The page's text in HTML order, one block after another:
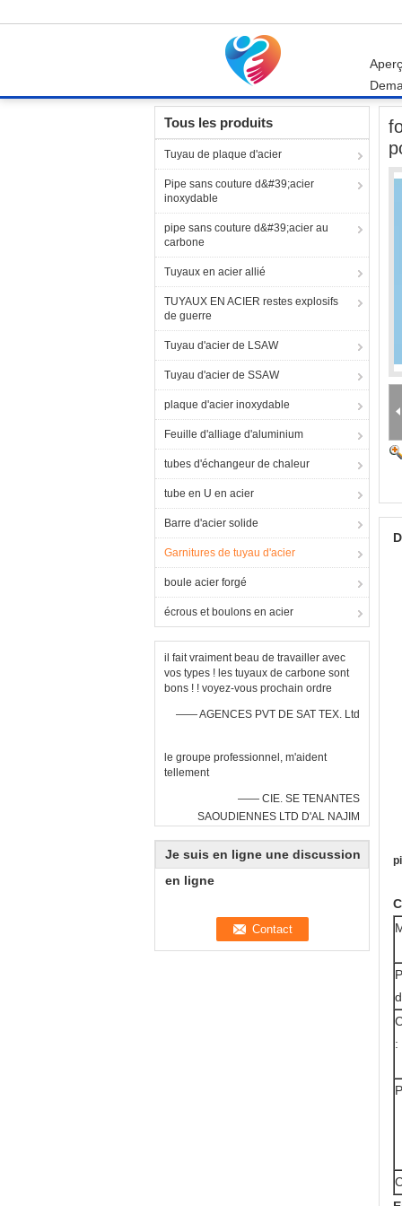
Garnitures de tuyau d'acier
Tous les produits
Tuyau de plaque d'acier
Pipe sans couture d&#39;acier
inoxydable
pipe sans couture d&#39;acier au
carbone
Tuyaux en acier allié
TUYAUX EN ACIER restes explosifs
de guerre
Tuyau d'acier de LSAW
Tuyau d'acier de SSAW
plaque d'acier inoxydable
Feuille d'alliage d'aluminium
tubes d'échangeur de chaleur
tube en U en acier
Barre d'acier solide
Garnitures de tuyau d'acier
boule acier forgé
écrous et boulons en acier
il fait vraiment beau de travailler avec
vos types ! les tuyaux de carbone sont
bons ! ! voyez-vous prochain ordre
—— AGENCES PVT DE SAT TEX. Ltd
le groupe professionnel, m'aident
tellement
—— CIE. SE TENANTES
SAOUDIENNES LTD D'AL NAJIM
Je suis en ligne une discussion
en ligne
: